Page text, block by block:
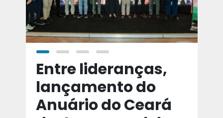
Entre lideranças,
lançamento do
Anuário do Ceará